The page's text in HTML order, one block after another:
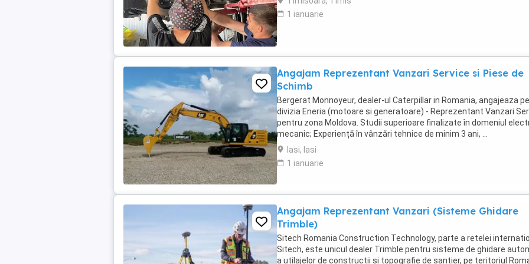
1 ianuarie
Angajam Reprezentant Vanzari Service si Piese de
Schimb
Bergerat Monnoyeur, dealer-ul Caterpillar in Romania, angajeaza
divizia Eneria (motoare si generatoare) - Reprezentant Vanzari
pentru zona Moldova. Studii superioare finalizate în domeniul
mecanic; Experiență în vânzări tehnice de minim 3 ani, ...
Iasi, Iasi
1 ianuarie
Angajam Reprezentant Vanzari (Sisteme Ghidare
Trimble)
Sitech Romania Construction Technology, parte a retelei
Sitech, este unicul dealer Trimble pentru sisteme de ghidare
a utilajelor de constructii si topografie de santier, pe teritoriul